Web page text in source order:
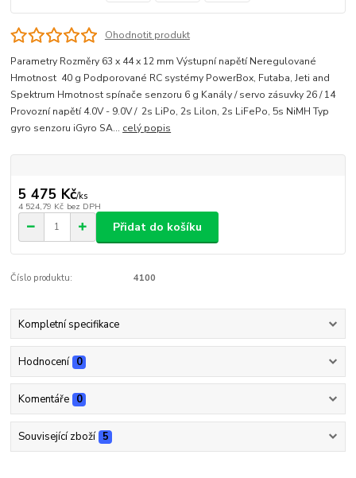
Ohodnotit produkt
Parametry Rozměry 63 x 44 x 12 mm Výstupní napětí Neregulované
Hmotnost 40 g Podporované RC systémy PowerBox, Futaba, Jeti and
Spektrum Hmotnost spínače senzoru 6 g Kanály / servo zásuvky 26 / 14
Provozní napětí 4.0V - 9.0V / 2s LiPo, 2s Lilon, 2s LiFePo, 5s NiMH Typ
gyro senzoru iGyro SA... celý popis
5 475 Kč/ks
4 524,79 Kč bez DPH
Přidat do košíku
Číslo produktu: 4100
Kompletní specifikace
Hodnocení 0
Komentáře 0
Související zboží 5